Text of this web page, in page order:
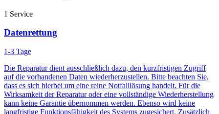
1 Service
Datenrettung
1-3 Tage
Die Reparatur dient ausschließlich dazu, den kurzfristigen Zugriff
auf die vorhandenen Daten wiederherzustellen. Bitte beachten Sie,
dass es sich hierbei um eine reine Notfalllösung handelt. Für die
Wirksamkeit der Reparatur oder eine vollständige Wiederherstellung
kann keine Garantie übernommen werden. Ebenso wird keine
langfristige Funktionsfähigkeit des Systems zugesichert. Zusätzlich